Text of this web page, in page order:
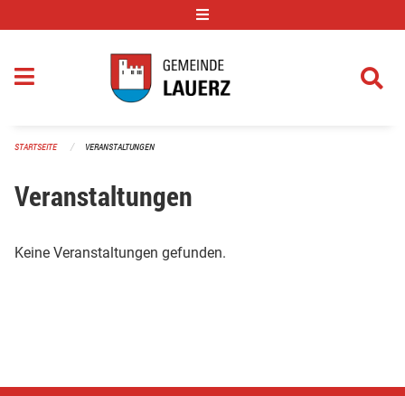
STARTSEITE VERANSTALTUNGEN
Veranstaltungen
Keine Veranstaltungen gefunden.